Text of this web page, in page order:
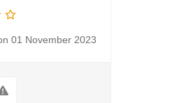
01 November 2023